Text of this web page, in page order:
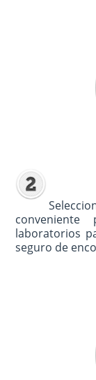
laboratorios
seguro de